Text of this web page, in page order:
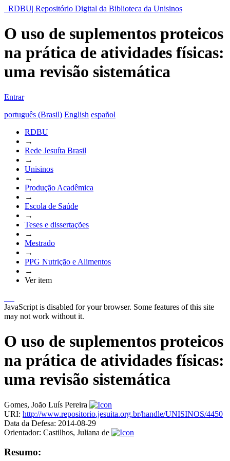
RDBU| Repositório Digital da Biblioteca da Unisinos
O uso de suplementos proteicos
na prática de atividades físicas:
uma revisão sistemática
Entrar
português (Brasil) English español
RDBU
→
Rede Jesuíta Brasil
→
Unisinos
→
Produção Acadêmica
→
Escola de Saúde
→
Teses e dissertações
→
Mestrado
→
PPG Nutrição e Alimentos
→
Ver item
JavaScript is disabled for your browser. Some features of this site
may not work without it.
O uso de suplementos proteicos
na prática de atividades físicas:
uma revisão sistemática
Gomes, João Luís Pereira
URI: http://www.repositorio.jesuita.org.br/handle/UNISINOS/4450
Data da Defesa: 2014-08-29
Orientador: Castilhos, Juliana de
Resumo: